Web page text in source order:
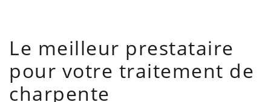
Le meilleur prestataire
pour votre traitement de
charpente